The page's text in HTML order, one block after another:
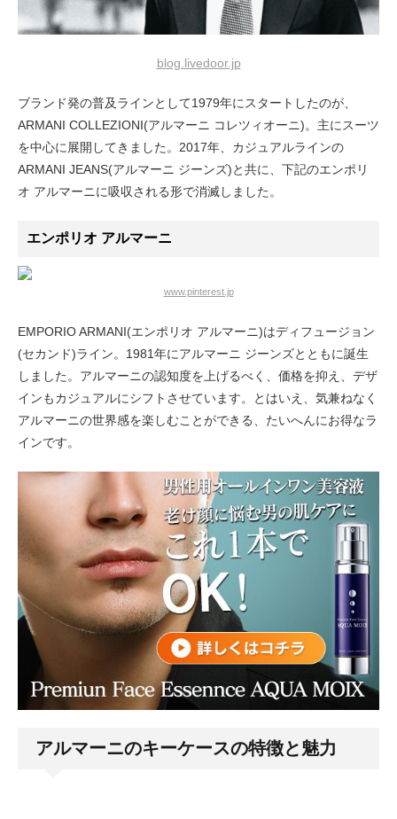
blog.livedoor.jp
ブランド発の普及ラインとして1979年にスタートしたのが、
ARMANI COLLEZIONI(アルマーニ コレツィオーニ)。主にスーツ
を中心に展開してきました。2017年、カジュアルラインの
ARMANI JEANS(アルマーニ ジーンズ)と共に、下記のエンポリ
オ アルマーニに吸収される形で消滅しました。
エンポリオ アルマーニ
www.pinterest.jp
EMPORIO ARMANI(エンポリオ アルマーニ)はディフュージョン
(セカンド)ライン。1981年にアルマーニ ジーンズとともに誕生
しました。アルマーニの認知度を上げるべく、価格を抑え、デザ
インもカジュアルにシフトさせています。とはいえ、気兼ねなく
アルマーニの世界感を楽しむことができる、たいへんにお得なラ
インです。
アルマーニのキーケースの特徴と魅力